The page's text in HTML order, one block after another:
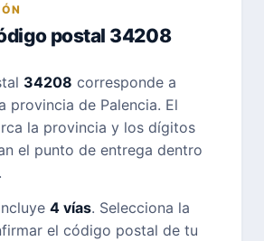
postal 34208
34208 corresponde a
provincia de Palencia. El
la provincia y los dígitos
el punto de entrega dentro
4 vías. Selecciona la
el código postal de tu